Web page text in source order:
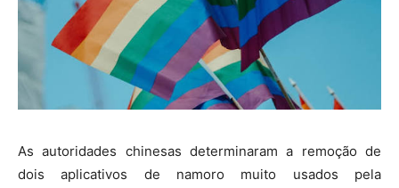
As autoridades chinesas determinaram a remoção de
dois aplicativos de namoro muito usados pela